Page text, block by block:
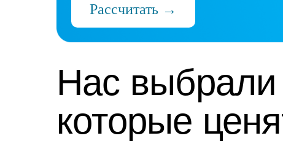
Рассчитать →
Нас выбрали
которые